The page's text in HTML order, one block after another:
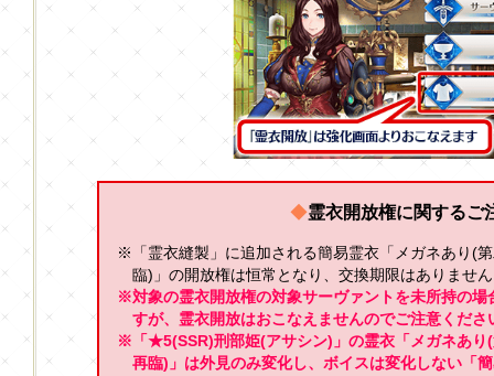
◆霊衣開放権に関するご
※「霊衣縫製」に追加される簡易霊衣「メガネあり(
臨)」の開放権は恒常となり、交換期限はありませ
※対象の霊衣開放権の対象サーヴァントを未所持の場
すが、霊衣開放はおこなえませんのでご注意くださ
※「★5(SSR)刑部姫(アサシン)」の霊衣「メガネあり
再臨)」は外見のみ変化し、ボイスは変化しない「